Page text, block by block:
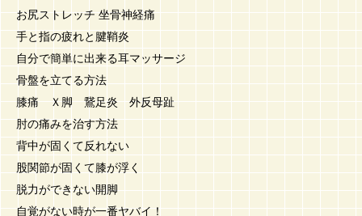
お尻ストレッチ 坐骨神経痛
手と指の疲れと腱鞘炎
自分で簡単に出来る耳マッサージ
骨盤を立てる方法
膝痛 Ｘ脚 鵞足炎 外反母趾
肘の痛みを治す方法
背中が固くて反れない
股関節が固くて膝が浮く
脱力ができない開脚
自覚がない時が一番ヤバイ！